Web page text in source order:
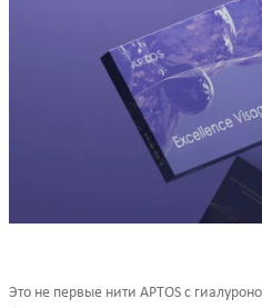
Это не первые нити APTOS с